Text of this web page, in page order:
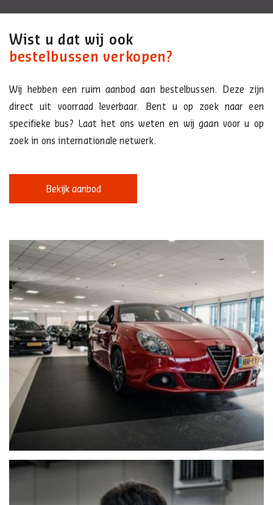
Wist u dat wij ook
bestelbussen verkopen?
Wij hebben een ruim aanbod aan bestelbussen. Deze zijn
direct uit voorraad leverbaar. Bent u op zoek naar een
specifieke bus? Laat het ons weten en wij gaan voor u op
zoek in ons internationale netwerk.
Bekijk aanbod